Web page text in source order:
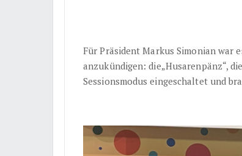
Für Präsident Markus Simonian war
anzukündigen: die„Husarenpänz“,
Sessionsmodus eingeschaltet und